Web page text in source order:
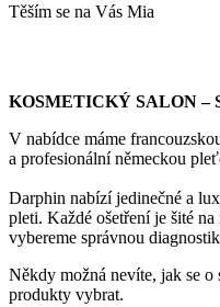
Těším se na Vás Mia
KOSMETICKÝ SALON –
V nabídce máme
a profesionální německou
Darphin nabízí jedinečné a
pleti. Každé ošetření je šité
vybereme správnou
Někdy možná nevíte, jak se o
produkty vybrat.